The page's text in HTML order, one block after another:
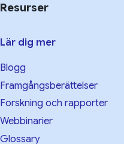
Resurser
Lär dig mer
Blogg
Framgångsberättelser
Forskning och rapporter
Webbinarier
Glossary